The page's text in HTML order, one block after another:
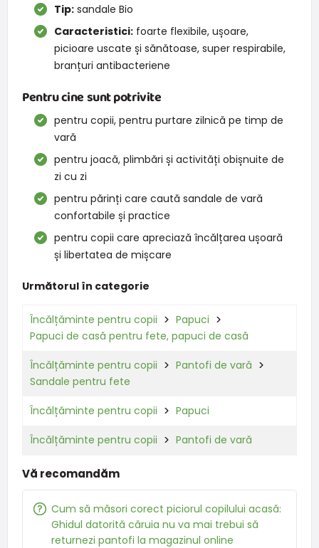
Tip: sandale Bio
Caracteristici: foarte flexibile, ușoare,
picioare uscate și sănătoase, super respirabile,
branțuri antibacteriene
Pentru cine sunt potrivite
pentru copii, pentru purtare zilnică pe timp de
vară
pentru joacă, plimbări și activități obișnuite de
zi cu zi
pentru părinți care caută sandale de vară
confortabile și practice
pentru copii care apreciază încălțarea ușoară
și libertatea de mișcare
Următorul în categorie
Încălțăminte pentru copii
Papuci
Papuci de casă pentru fete, papuci de casă
Încălțăminte pentru copii
Pantofi de vară
Sandale pentru fete
Încălțăminte pentru copii Papuci
Încălțăminte pentru copii Pantofi de vară
Vă recomandăm
Cum să măsori corect piciorul copilului acasă:
Ghidul datorită căruia nu va mai trebui să
returnezi pantofi la magazinul online